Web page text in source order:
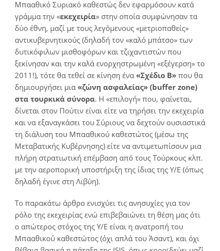
Μπααθικό Συριακό καθεστώς δεν εφαρμόσουν κατά
γράμμα την «εκεχειρία» στην οποία συμφώνησαν τα
δύο έθνη, μαζί με τους λεγόμενους «μετριοπαθείς»
αντικυβερνητικούς (δηλαδή τον «καλό μπάτσο» των
δυτικόφιλων μισθοφόρων και τζιχαντιστών που
ξεκίνησαν και την καλά ενορχηστρωμένη «εξέγερση» το
2011!), τότε θα τεθεί σε κίνηση ένα «Σχέδιο Β» που θα
δημιουργήσει μια «ζώνη ασφαλείας» (buffer zone)
στα τουρκικά σύνορα. Η «επιλογή» που, φαίνεται,
δίνεται στον Πούτιν είναι είτε να τηρήσει την εκεχειρία
και να εξαναγκάσει του Σύριους να δεχτούν ουσιαστικά
τη διάλυση του Μπααθικού καθεστώτος (μέσω της
Μεταβατικής Κυβέρνησης) είτε να αντιμετωπίσουν μια
πλήρη στρατιωτική επέμβαση από τους Τούρκους κλπ.
με την αεροπορική υποστήριξη της ίδιας της Υ/Ε (όπως
δηλαδή έγινε στη Λιβύη).
Το παρακάτω άρθρο ενισχύει τις ανησυχίες για τον
ρόλο της εκεχειρίας ενώ επιβεβαιώνει τη θέση μας ότι
ο απώτερος στόχος της Υ/Ε είναι η ανατροπή του
Μπααθικού καθεστώτος (όχι απλά του Άσαντ), και όχι